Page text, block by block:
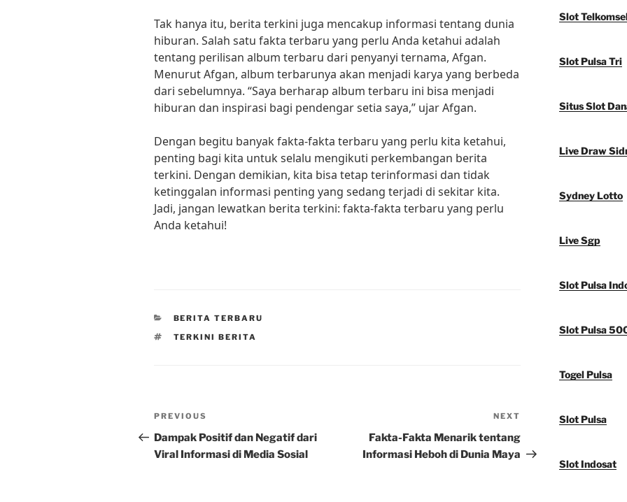
Tak hanya itu, berita terkini juga mencakup informasi tentang dunia
hiburan. Salah satu fakta terbaru yang perlu Anda ketahui adalah
tentang perilisan album terbaru dari penyanyi ternama, Afgan.
Menurut Afgan, album terbarunya akan menjadi karya yang berbeda
dari sebelumnya. “Saya berharap album terbaru ini bisa menjadi
hiburan dan inspirasi bagi pendengar setia saya,” ujar Afgan.
Dengan begitu banyak fakta-fakta terbaru yang perlu kita ketahui,
penting bagi kita untuk selalu mengikuti perkembangan berita
terkini. Dengan demikian, kita bisa tetap terinformasi dan tidak
ketinggalan informasi penting yang sedang terjadi di sekitar kita.
Jadi, jangan lewatkan berita terkini: fakta-fakta terbaru yang perlu
Anda ketahui!
CATEGORIES
BERITA TERBARU
TAGS
TERKINI BERITA
Post
navigation
Previous
Post
PREVIOUS
Dampak Positif dan Negatif dari
Viral Informasi di Media Sosial
Post
NEXT
Fakta-Fakta Menarik tentang
Informasi Heboh di Dunia Maya
Slot
Slot Pulsa Tri
Situs Slot
Live Draw
Sydney Lotto
Live Sgp
Slot Pulsa
Slot Pulsa
Togel Pulsa
Slot Pulsa
Slot Indosat